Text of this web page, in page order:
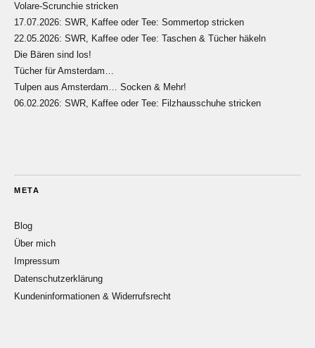
Volare-Scrunchie stricken
17.07.2026: SWR, Kaffee oder Tee: Sommertop stricken
22.05.2026: SWR, Kaffee oder Tee: Taschen & Tücher häkeln
Die Bären sind los!
Tücher für Amsterdam…
Tulpen aus Amsterdam… Socken & Mehr!
06.02.2026: SWR, Kaffee oder Tee: Filzhausschuhe stricken
META
Blog
Über mich
Impressum
Datenschutzerklärung
Kundeninformationen & Widerrufsrecht